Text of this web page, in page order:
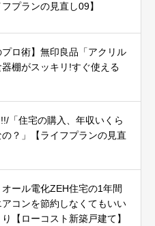
プランの見直し09】
プロ術】無印良品「アクリル
棚がスッキリ!すぐ使える
「住宅の購入、年収いくら
の？」【ライフプランの見直
オール電化ZEH住宅の1年間
コンを節約しなくてもいい
【ローコスト新築戸建て】